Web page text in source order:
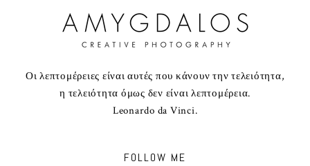
Οι λεπτομέρειες είναι αυτές που κάνουν την τελειότητα,
η τελειότητα όμως δεν είναι λεπτομέρεια.
Leonardo da Vinci.
FOLLOW ME